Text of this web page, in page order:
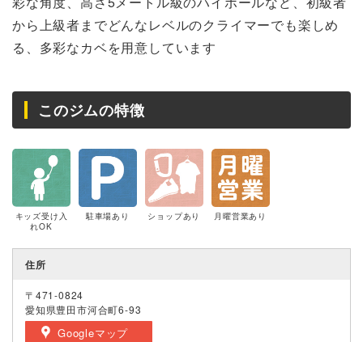
から上級者までどんなレベルのクライマーでも楽しめ
る、多彩なカベを用意しています
このジムの特徴
キッズ受け入
れOK
駐車場あり ショップあり 月曜営業あり
住所
〒471-0824
愛知県豊田市河合町6-93
Googleマップ